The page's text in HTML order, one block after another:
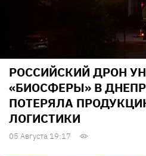
РОССИЙСКИЙ ДРОН
«БИОСФЕРЫ» В
ПОТЕРЯЛА
ЛОГИСТИКИ
05 Августа 19:17